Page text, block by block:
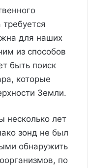
для наших
из способов
быть поиск
которые
Земли.
несколько лет
зонд не был
обнаружить
по